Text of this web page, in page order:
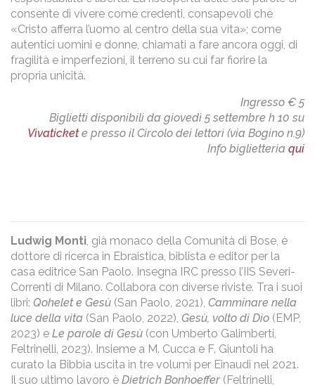
consente di vivere come credenti, consapevoli che
«Cristo afferra l’uomo al centro della sua vita»; come
autentici uomini e donne, chiamati a fare ancora oggi, di
fragilità e imperfezioni, il terreno su cui far fiorire la
propria unicità.
Ingresso € 5
Biglietti disponibili da giovedì 5 settembre h 10 su
Vivatickete presso il Circolo dei lettori (via Bogino n.9)
Info biglietteria qui
Ludwig Monti , già monaco della Comunità di Bose, è
dottore di ricerca in Ebraistica, biblista e editor per la
casa editrice San Paolo. Insegna IRC presso l’IIS Severi-
Correnti di Milano. Collabora con diverse riviste. Tra i suoi
libri: Qohelet e Gesù (San Paolo, 2021), Camminare nella
luce della vita (San Paolo, 2022), Gesù, volto di Dio (EMP,
2023) e Le parole di Gesù (con Umberto Galimberti,
Feltrinelli, 2023). Insieme a M. Cucca e F. Giuntoli ha
curato la Bibbia uscita in tre volumi per Einaudi nel 2021.
Il suo ultimo lavoro è Dietrich Bonhoeffer (Feltrinelli,